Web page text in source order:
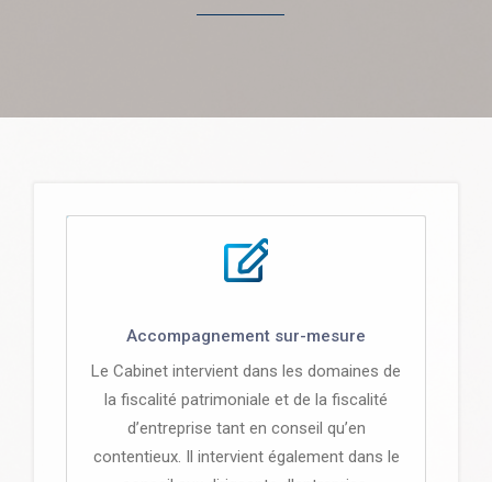
Accompagnement sur-mesure
Le Cabinet intervient dans les domaines de
la fiscalité patrimoniale et de la fiscalité
d’entreprise tant en conseil qu’en
contentieux. Il intervient également dans le